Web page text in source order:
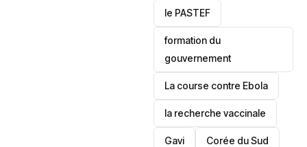
le PASTEF
formation du
gouvernement
La course contre Ebola
la recherche vaccinale
Gavi ‎Corée du Sud